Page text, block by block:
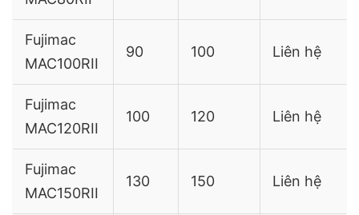
Fujimac
MAC100RII
90 100 Liên hệ
Fujimac
MAC120RII
100 120 Liên hệ
Fujimac
MAC150RII
130 150 Liên hệ